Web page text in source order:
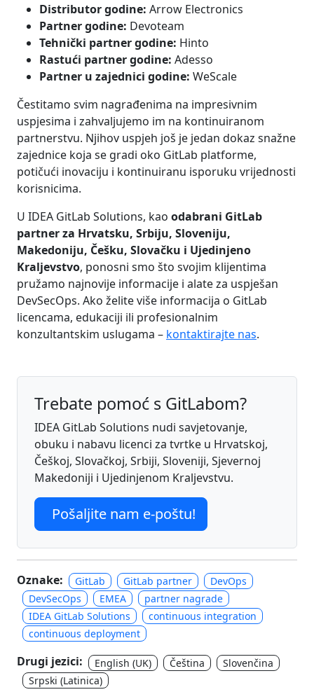
Distributor godine: Arrow Electronics
Partner godine: Devoteam
Tehnički partner godine: Hinto
Rastući partner godine: Adesso
Partner u zajednici godine: WeScale
Čestitamo svim nagrađenima na impresivnim
uspjesima i zahvaljujemo im na kontinuiranom
partnerstvu. Njihov uspjeh još je jedan dokaz snažne
zajednice koja se gradi oko GitLab platforme,
potičući inovaciju i kontinuiranu isporuku vrijednosti
korisnicima.
U IDEA GitLab Solutions, kao odabrani GitLab
partner za Hrvatsku, Srbiju, Sloveniju,
Makedoniju, Češku, Slovačku i Ujedinjeno
Kraljevstvo, ponosni smo što svojim klijentima
pružamo najnovije informacije i alate za uspješan
DevSecOps. Ako želite više informacija o GitLab
licencama, edukaciji ili profesionalnim
konzultantskim uslugama – kontaktirajte nas.
Trebate pomoć s GitLabom?
IDEA GitLab Solutions nudi savjetovanje,
obuku i nabavu licenci za tvrtke u Hrvatskoj,
Češkoj, Slovačkoj, Srbiji, Sloveniji, Sjevernoj
Makedoniji i Ujedinjenom Kraljevstvu.
Pošaljite nam e-poštu!
Oznake: GitLab GitLab partner
DevOps
DevSecOps
EMEA
partner nagrade
IDEA GitLab Solutions
continuous integration
continuous deployment
Drugi jezici: English (UK) Čeština
Slovenčina
Srpski (Latinica)